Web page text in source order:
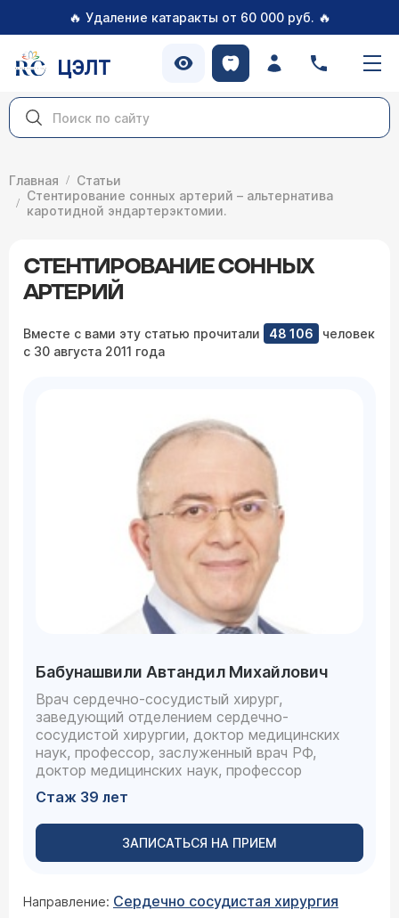
🔥 Удаление катаракты от 60 000 руб. 🔥
ЦЭЛТ
Главная
Статьи
Стентирование сонных артерий – альтернатива
каротидной эндартерэктомии.
СТЕНТИРОВАНИЕ СОННЫХ
АРТЕРИЙ
Бабунашвили Автандил Михайлович
Врач сердечно-сосудистый хирург,
заведующий отделением сердечно-
сосудистой хирургии, доктор медицинских
наук, профессор, заслуженный врач РФ,
доктор медицинских наук, профессор
Стаж 39 лет
ЗАПИСАТЬСЯ НА ПРИЕМ
Вместе с вами эту статью прочитали 48 106
человек
с 30 августа 2011 года
Направление: Сердечно сосудистая хирургия